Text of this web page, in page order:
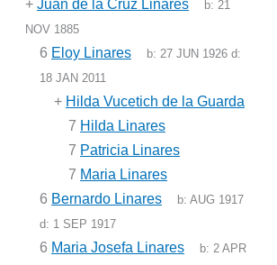
+ Juan de la Cruz Linares b:21
NOV 1885
6 Eloy Linares b:27 JUN 1926 d:
18 JAN 2011
+ Hilda Vucetich de la Guarda
7 Hilda Linares
7 Patricia Linares
7 Maria Linares
6 Bernardo Linares b:AUG 1917
d: 1 SEP 1917
6 Maria Josefa Linares b:2 APR